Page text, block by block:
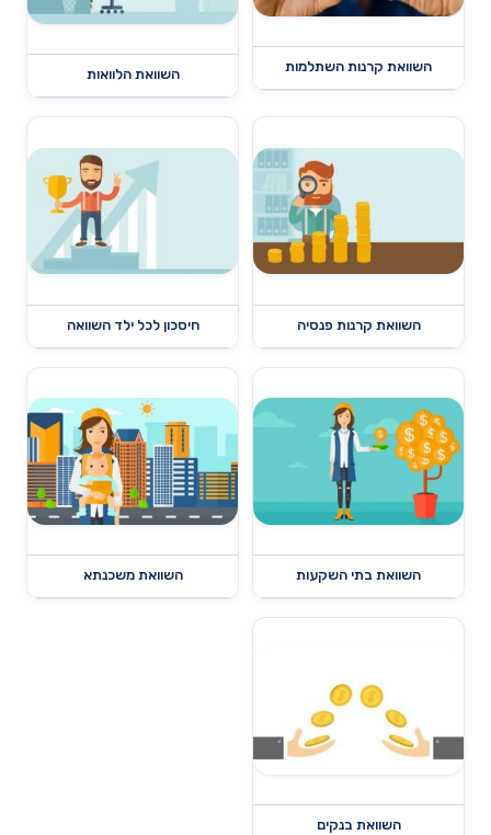
השוואת קרנות השתלמות
השוואת הלוואות
השוואת קרנות פנסיה חיסכון לכל ילד השוואה
השוואת בתי השקעות השוואת משכנתא
השוואת בנקים